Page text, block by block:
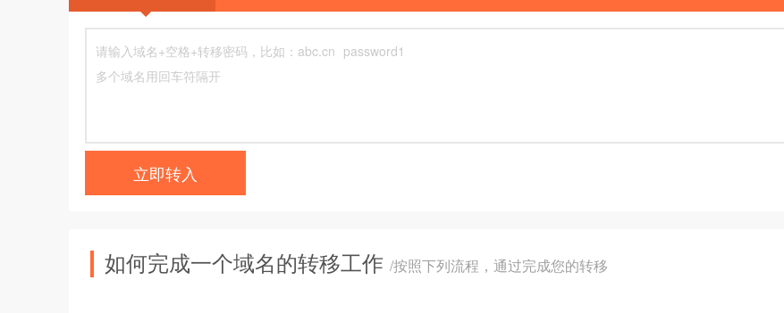
立即转入
如何完成一个域名的转移工作 /按照下列流程，通过完成您的转移